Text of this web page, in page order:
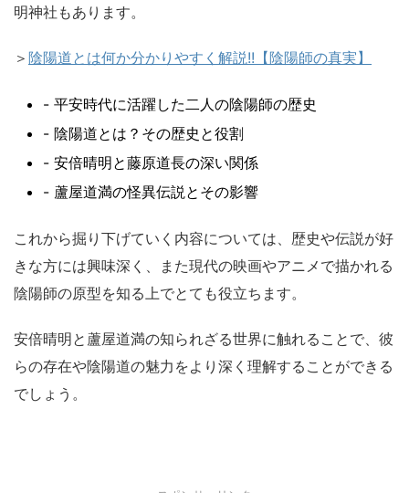
明神社もあります。
＞ 陰陽道とは何か分かりやすく解説!!【陰陽師の真実】
- 平安時代に活躍した二人の陰陽師の歴史
- 陰陽道とは？その歴史と役割
- 安倍晴明と藤原道長の深い関係
- 蘆屋道満の怪異伝説とその影響
これから掘り下げていく内容については、歴史や伝説が好
きな方には興味深く、また現代の映画やアニメで描かれる
陰陽師の原型を知る上でとても役立ちます。
安倍晴明と蘆屋道満の知られざる世界に触れることで、彼
らの存在や陰陽道の魅力をより深く理解することができる
でしょう。